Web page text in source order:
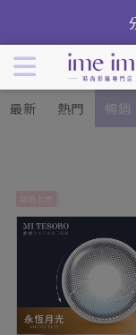
最新 熱門 暢銷